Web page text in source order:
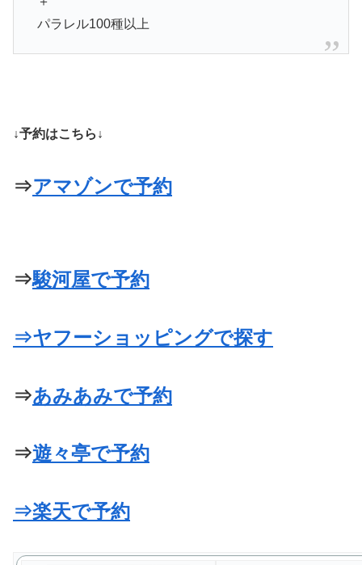
パラレル100種以上
↓予約はこちら↓
⇒アマゾンで予約
⇒駿河屋で予約
⇒ヤフーショッピングで探す
⇒あみあみで予約
⇒遊々亭で予約
⇒楽天で予約